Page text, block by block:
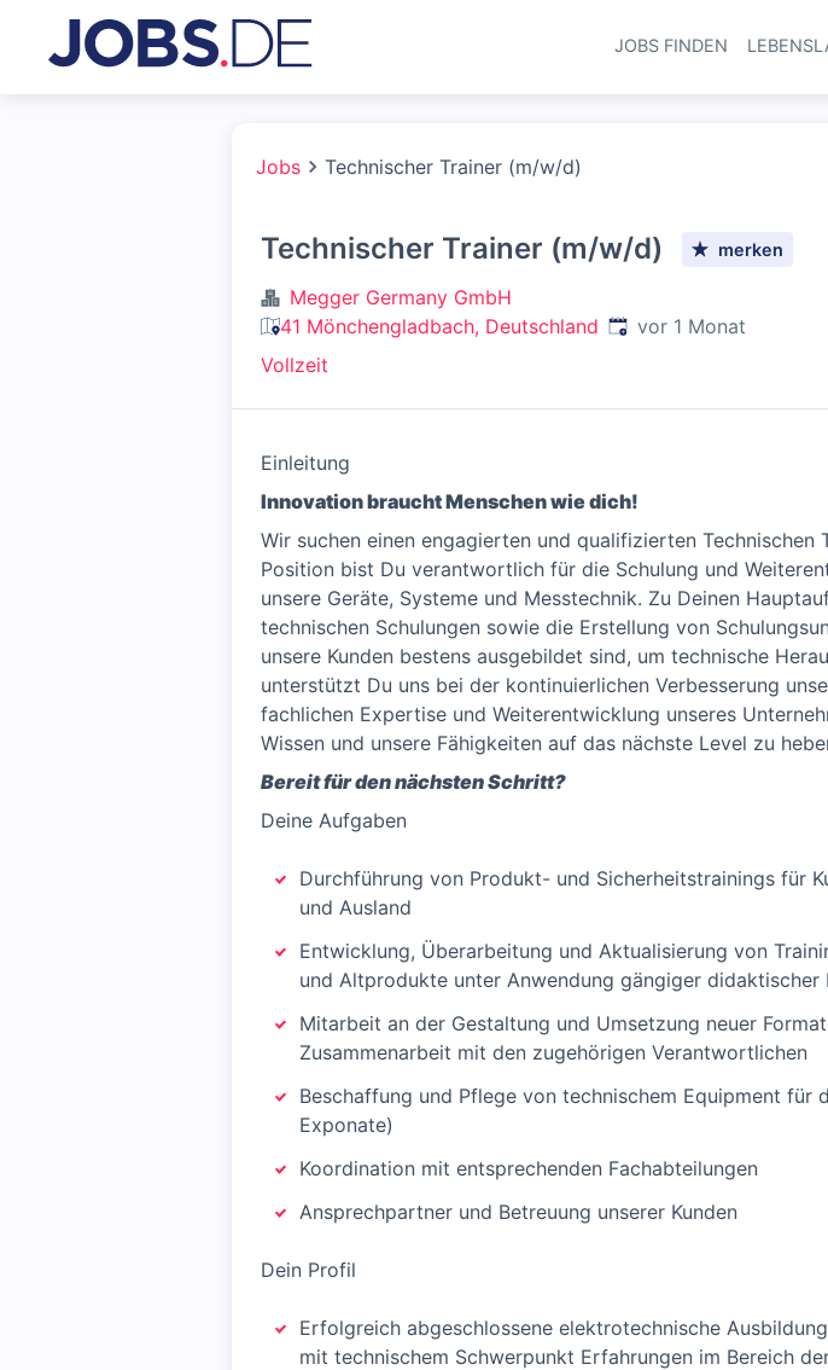
JOBS FINDEN
Jobs Technischer Trainer (m/w/d)
Technischer Trainer (m/w/d) merken
Megger Germany GmbH
41 Mönchengladbach, Deutschland Veröffentlicht:
vor 1 Monat
Vollzeit
Einleitung
Innovation braucht Menschen wie dich!
Wir suchen einen engagierten und qualifizierten
Position bist Du verantwortlich für die Schulung und
unsere Geräte, Systeme und Messtechnik. Zu Deinen
technischen Schulungen sowie die Erstellung von
unsere Kunden bestens ausgebildet sind, um technische
unterstützt Du uns bei der kontinuierlichen Verbesserung
fachlichen Expertise und Weiterentwicklung unseres
Wissen und unsere Fähigkeiten auf das nächste Level zu
Bereit für den nächsten Schritt?
Deine Aufgaben
Durchführung von Produkt- und Sicherheitstrainings für
und Ausland
Entwicklung, Überarbeitung und Aktualisierung von
und Altprodukte unter Anwendung gängiger didaktischer
Mitarbeit an der Gestaltung und Umsetzung neuer
Zusammenarbeit mit den zugehörigen Verantwortlichen
Beschaffung und Pflege von technischem Equipment für
Exponate)
Koordination mit entsprechenden Fachabteilungen
Ansprechpartner und Betreuung unserer Kunden
Dein Profil
Erfolgreich abgeschlossene elektrotechnische
mit technischem Schwerpunkt Erfahrungen im Bereich